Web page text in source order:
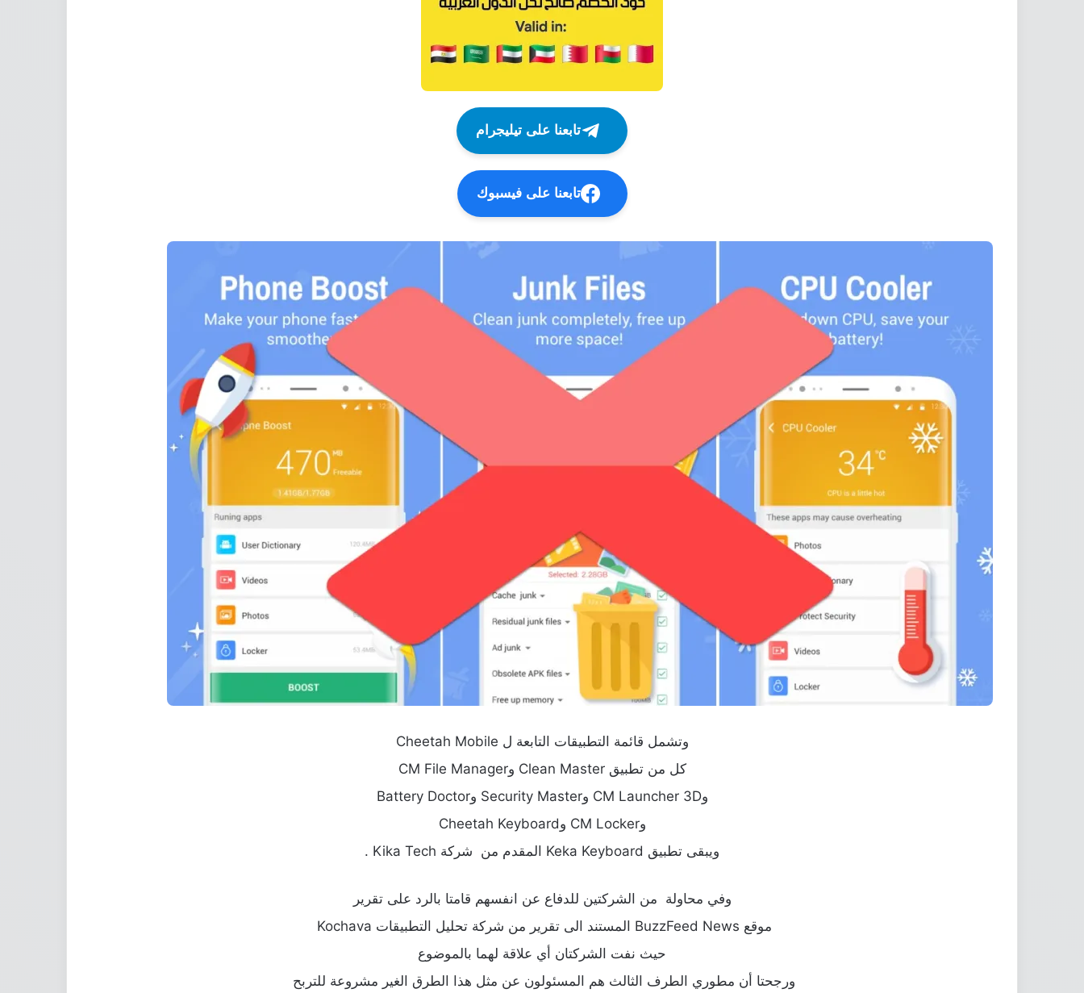
تابعنا على تيليجرام
تابعنا على فيسبوك
وتشمل قائمة التطبيقات التابعة ل Cheetah Mobile
كل من تطبيق Clean Master وCM File Manager
وCM Launcher 3D وSecurity Master وBattery Doctor
وCM Locker وCheetah Keyboard
ويبقى تطبيق Keka Keyboard المقدم من شركة Kika Tech .
وفي محاولة من الشركتين للدفاع عن انفسهم قامتا بالرد على تقرير
موقع BuzzFeed News المستند الى تقرير من شركة تحليل التطبيقات Kochava
حيث نفت الشركتان أي علاقة لهما بالموضوع
ورجحتا أن مطوري الطرف الثالث هم المسئولون عن مثل هذا الطرق الغير مشروعة للتربح